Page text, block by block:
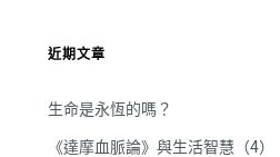
近期文章
生命是永恆的嗎？
《達摩血脈論》與生活智慧（4）